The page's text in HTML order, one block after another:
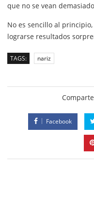
que no se vean
No es sencillo al
lograrse resultados
TAGS: nariz
Facebook